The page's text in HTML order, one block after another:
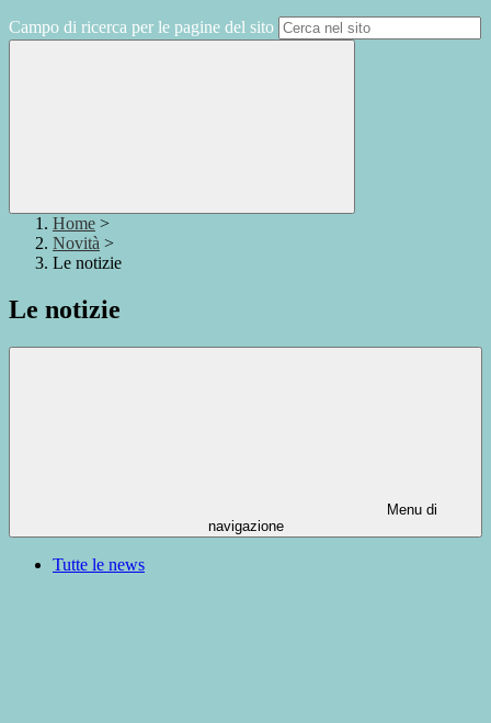
Campo di ricerca per le pagine del sito
Home >
Novità >
Le notizie
Le notizie
Menu di
navigazione
Tutte le news